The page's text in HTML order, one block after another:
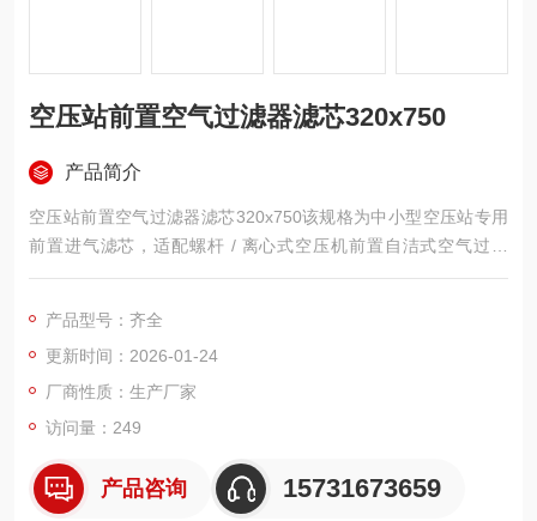
空压站前置空气过滤器滤芯320x750
产品简介
空压站前置空气过滤器滤芯320x750该规格为中小型空压站专用
前置进气滤芯，适配螺杆 / 离心式空压机前置自洁式空气过滤
器，核心需求聚焦低阻节能、高效除尘、易清灰、适配脉冲反
维度精准参数，可直接用于采购、选型、供应商询价。
产品型号：齐全
更新时间：2026-01-24
厂商性质：生产厂家
访问量：249
产品咨询 15731673659